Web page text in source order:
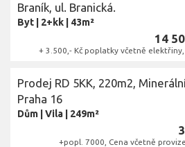
Braník, ul. Branická.
Byt 2+kk 43m²
14
+ 3.500,- Kč poplatky včetně
Prodej RD 5KK, 220m2,
Praha 16
Dům Vila 249m²
+popl. 7000, Cena včetně